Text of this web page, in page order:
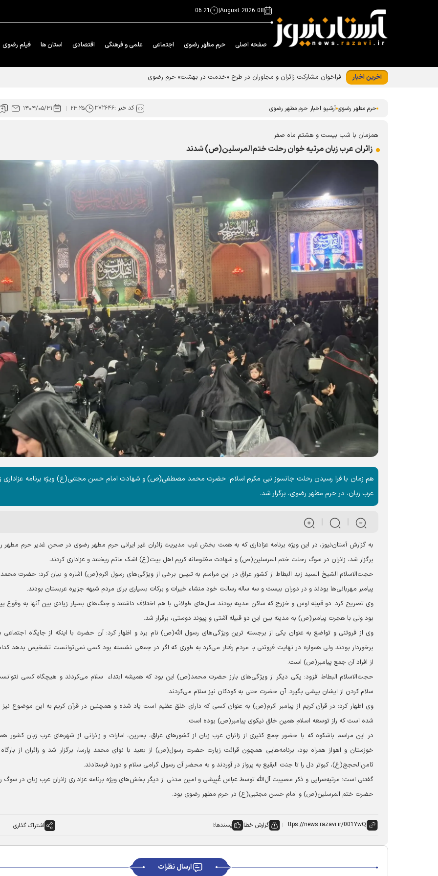
08 August 2026
|
06:21
صفحه اصلی حرم مطهر رضوی اجتماعی علمی و فرهنگی اقتصادی استان ها فیلم رضوی
آخرین اخبار فراخوان مشارکت زائران و مجاوران در طرح «خدمت در بهشت» حرم رضوی
حرم مطهر رضوی آرشیو اخبار حرم مطهر رضوی کد خبر :۳۷۲۶۴۶ ۲۳:۲۵ ۱۴۰۴/۰۵/۳۱
همزمان با شب بیست و هشتم ماه صفر
زائران عرب زبان مرثیه خوان رحلت ختم‌المرسلین(ص) شدند
هم زمان با فرا رسیدن رحلت جانسوز نبی مکرم اسلام؛ حضرت محمد مصطفی(ص) و شهادت امام حسن مجتبی(ع) ویژه برنامه عزاداری
عرب زبان، در حرم مطهر رضوی، برگزار شد.
به گزارش آستان‌نیوز، در این ویژه برنامه عزاداری که به همت بخش غرب مدیریت زائران غیر ایرانی حرم مطهر رضوی در صحن غدیر حرم مطهر
برگزار شد، زائران در سوگ رحلت ختم المرسلین(ص) و شهادت مظلومانه کریم اهل بیت(ع) اشک ماتم ریختند و عزاداری کردند.
حجت‌الاسلام الشیخ السید زید البَطاط از کشور عراق در این مراسم به تبیین برخی از ویژگی‌های رسول اکرم(ص) اشاره و بیان کرد: حضرت
پیامبر مهربانی‌ها بودند و در دوران بیست و سه ساله رسالت خود منشاء خیرات و برکات بسیاری برای مردم شبهه جزیره عربستان بودند.
وی تصریح کرد: دو قبیله اوس و خزرج که ساکن مدینه بودند سال‌های طولانی با هم اختلاف داشتند و جنگ‌های بسیار زیادی بین آنها به وقوع
بود ولی با هجرت پیامبر(ص) به مدینه بین این دو قبیله آشتی و پیوند دوستی، برقرار شد.
وی از فروتنی و تواضع به عنوان یکی از برجسته ترین ویژگی‌های رسول الله(ص) نام برد و اظهار کرد: آن حضرت با اینکه از جایگاه اجتماعی
برخوردار بودند ولی همواره در نهایت فروتنی با مردم رفتار می‌کرد به طوری که اگر در جمعی نشسته بود کسی نمی‌توانست تشخیص بدهد
از افراد آن جمع پیامبر(ص) است.
حجت‌الاسلام البطاط افزود: یکی دیگر از ویژگی‌های بارز حضرت محمد(ص) این بود که همیشه ابتداء سلام می‌کردند و هیچگاه کسی
سلام کردن از ایشان پیشی بگیرد. آن حضرت حتی به کودکان نیز سلام می‌کردند.
وی اظهار کرد: در قرآن کریم از پیامبر اکرم(ص) به عنوان کسی که دارای خلق عظیم است یاد شده و همچنین در قرآن کریم به این موضوع نیز
شده است که راز توسعه اسلام همین خلق نیکوی پیامبر(ص) بوده است.
در این مراسم باشکوه که با حضور جمع کثیری از زائران عرب زبان از کشورهای عراق، بحرین، امارات و زائرانی از شهرهای عرب زبان کشور
خوزستان و اهواز همراه بود، برنامه‌هایی همچون قرائت زیارت حضرت رسول(ص) از بعید با نوای محمد پارسا، برگزار شد و زائران از
ثامن‌الحجج(ع)، کبوتر دل را تا جنت البقیع به پرواز در آوردند و به محضر آن رسول گرامی سلام و دورد فرستادند.
گفتنی است؛ مرثیه‌سرایی و ذکر مصیبت آل‌الله توسط عباس غُبِیشی و امین مدنی از دیگر بخش‌های ویژه برنامه عزاداری زائران عرب زبان در سوگ
حضرت ختم المرسلین(ص) و امام حسن مجتبی(ع) در حرم مطهر رضوی بود.
گزارش خطا پسندها: اشتراک گذاری
ارسال نظرات